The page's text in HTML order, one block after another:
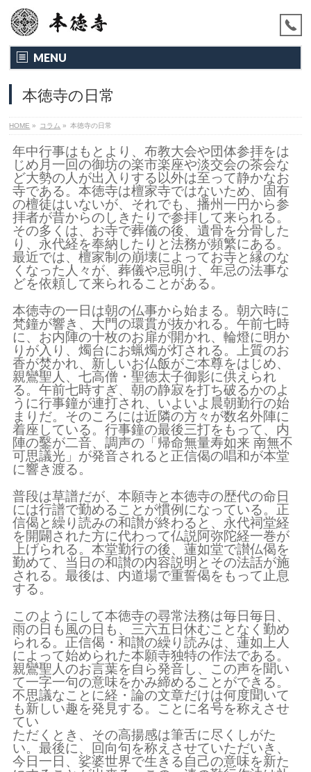
MENU
本徳寺の日常
HOME » コラム » 本徳寺の日常
年中行事はもとより、布教大会や団体参拝をは
じめ月一回の御坊の楽市楽座や淡交会の茶会な
ど大勢の人が出入りする以外は至って静かなお
寺である。本徳寺は檀家寺ではないため、固有
の檀徒はいないが、それでも、播州一円から参
拝者が昔からのしきたりで参拝して来られる。
その多くは、お寺で葬儀の後、遺骨を分骨した
り、永代経を奉納したりと法務が頻繁にある。
最近では、檀家制の崩壊によってお寺と縁のな
くなった人々が、葬儀や忌明け、年忌の法事な
どを依頼して来られることがある。
本徳寺の一日は朝の仏事から始まる。朝六時に
梵鐘が響き、大門の環貫が抜かれる。午前七時
に、お内陣の十枚のお扉が開かれ、輪燈に明か
りが入り、燭台にお蝋燭が灯される。上質のお
香が焚かれ、新しいお仏飯がご本尊をはじめ、
親鸞聖人、七高僧・聖徳太子御影に供えられ
る。午前七時すぎ、朝の静寂を打ち破るかのよ
うに行事鐘が連打され、いよいよ晨朝勤行の始
まりだ。そのころには近隣の方々が数名外陣に
着座している。行事鐘の最後三打をもって、内
陣の鑿が二音、調声の「帰命無量寿如来 南無不
可思議光」が発音されると正信偈の唱和が本堂
に響き渡る。
普段は草譜だが、本願寺と本徳寺の歴代の命日
には行譜で勤めることが慣例になっている。正
信偈と繰り読みの和讃が終わると、永代祠堂経
を開闢された方に代わって仏説阿弥陀経一巻が
上げられる。本堂勤行の後、蓮如堂で讃仏偈を
勤めて、当日の和讃の内容説明とその法話が施
される。最後は、内道場で重誓偈をもって止息
する。
このようにして本徳寺の尋常法務は毎日毎日、
雨の日も風の日も、三六五日休むことなく勤め
られる。正信偈・和讃の繰り読みは、蓮如上人
によって始められた本願寺独特の作法である。
親鸞聖人のお言葉を自ら発音し、この声を聞い
て一字一句の意味をかみ締めることができる。
不思議なことに経・論の文章だけは何度聞いて
も新しい趣を発見する。ことに名号を称えさせ
てい
ただくとき、その高揚感は筆舌に尽くしがた
い。最後に、回向句を称えさせていただいき、
今日一日、娑婆世界で生きる自己の意味を新た